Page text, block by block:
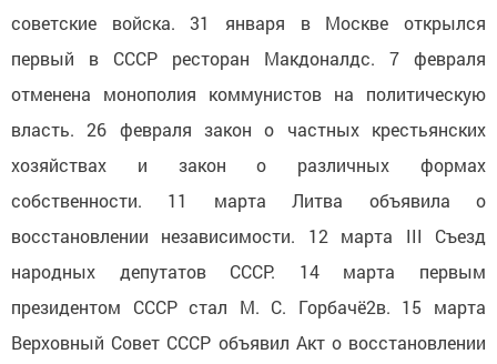
советские войска. 31 января в Москве открылся
первый в СССР ресторан Макдоналдс. 7 февраля
отменена монополия коммунистов на политическую
власть. 26 февраля закон о частных крестьянских
хозяйствах и закон о различных формах
собственности. 11 марта Литва объявила о
восстановлении независимости. 12 марта III Съезд
народных депутатов СССР. 14 марта первым
президентом СССР стал М. С. Горбачё2в. 15 марта
Верховный Совет СССР объявил Акт о восстановлении